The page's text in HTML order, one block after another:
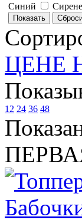
Синий
ЦЕНЕ
12 24 36 48